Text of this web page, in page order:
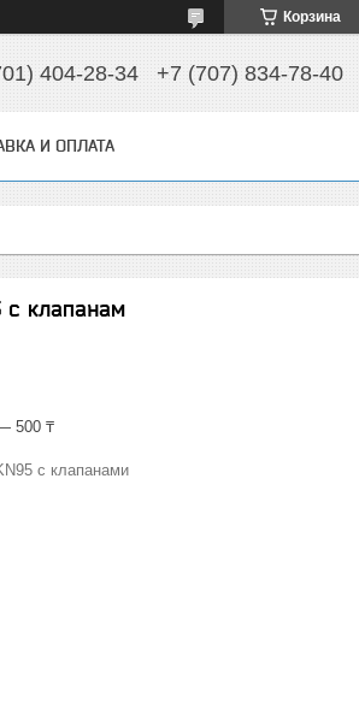
Корзина
404-28-34 +7 (707) 834-78-40
И ОПЛАТА
с клапанам
500 ₸
с клапанами